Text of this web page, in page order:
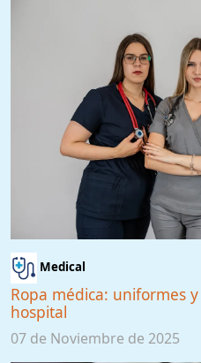
Medical
Ropa médica: uniformes
hospital
07 de Noviembre de 2025